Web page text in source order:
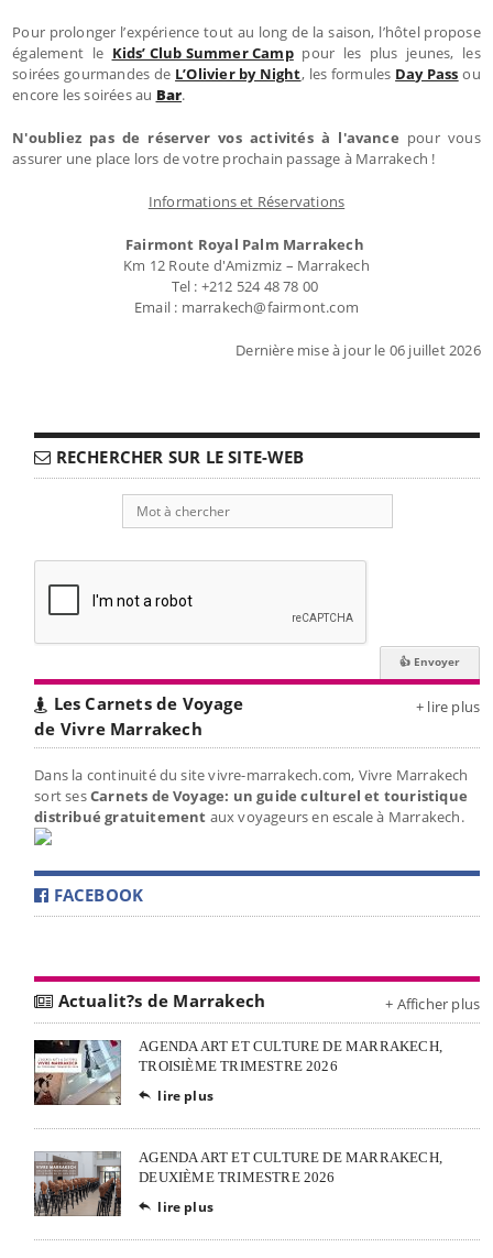
Pour prolonger l’expérience tout au long de la saison, l’hôtel propose
également le Kids’ Club Summer Camppour les plus jeunes, les
soirées gourmandes de L’Olivier by Night, les formules Day Pass ou
encore les soirées au Bar.
N'oubliez pas de réserver vos activités à l'avance pour vous
assurer une place lors de votre prochain passage à Marrakech !
Informations et Réservations
Fairmont Royal Palm Marrakech
Km 12 Route d'Amizmiz – Marrakech
Tel : +212 524 48 78 00
Email : marrakech@fairmont.com
Dernière mise à jour le 06 juillet 2026
RECHERCHER SUR LE SITE-WEB
Les Carnets de Voyage
de Vivre Marrakech
+ lire plus
Dans la continuité du site vivre-marrakech.com, Vivre Marrakech
sort sesCarnets de Voyage: un guide culturel et touristique
distribué gratuitement aux voyageurs en escale à Marrakech.
FACEBOOK
Actualit?s de Marrakech + Afficher plus
AGENDA ART ET CULTURE DE MARRAKECH,
TROISIÈME TRIMESTRE 2026
 lire plus
AGENDA ART ET CULTURE DE MARRAKECH,
DEUXIÈME TRIMESTRE 2026
 lire plus